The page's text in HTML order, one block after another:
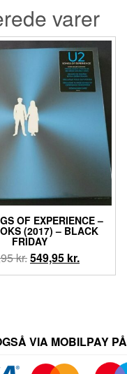
varer
OF EXPERIENCE –
(2017) – BLACK
FRIDAY
kr.Den
oprindelige
549,95 kr.Den
aktuelle
VIA MOBILPAY